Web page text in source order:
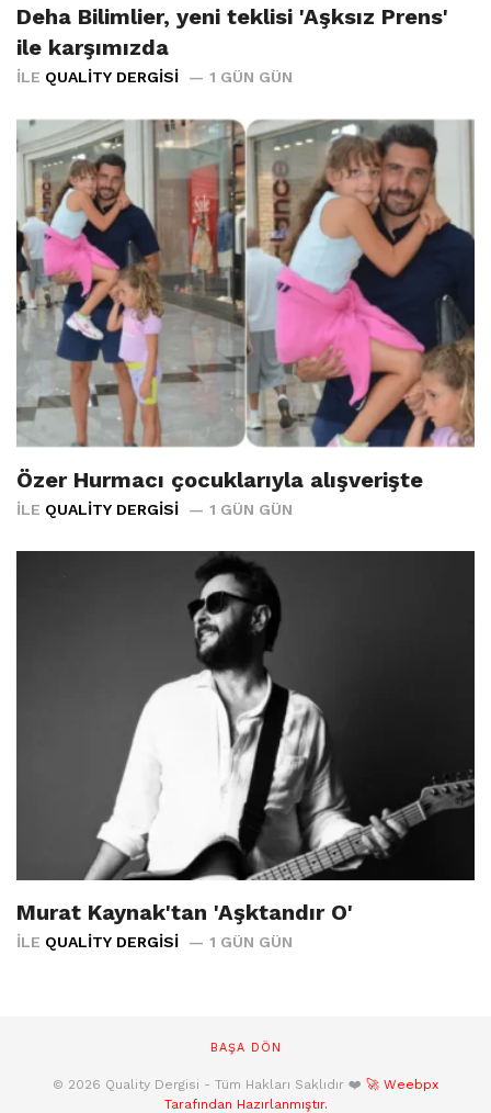
Deha Bilimlier, yeni teklisi 'Aşksız Prens'
ile karşımızda
İLE QUALITY DERGISI 1 GÜN GÜN
Özer Hurmacı çocuklarıyla alışverişte
İLE QUALITY DERGISI 1 GÜN GÜN
Murat Kaynak'tan 'Aşktandır O'
İLE QUALITY DERGISI 1 GÜN GÜN
BAŞA DÖN
© 2026 Quality Dergisi - Tüm Hakları Saklıdır ❤️ 🚀 Weebpx
Tarafından Hazırlanmıştır.